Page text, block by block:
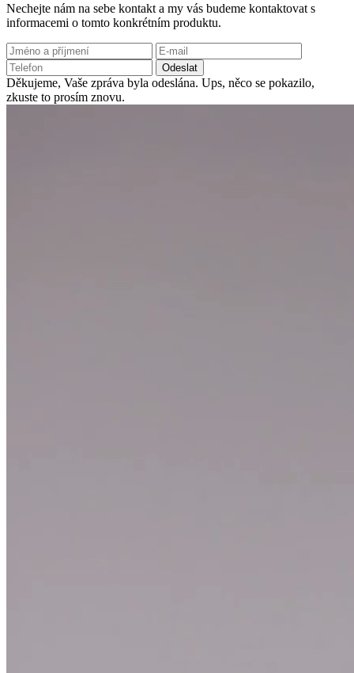
Nechejte nám na sebe kontakt a my vás budeme kontaktovat s
informacemi o tomto konkrétním produktu.
Odeslat
Děkujeme, Vaše zpráva byla odeslána. Ups, něco se pokazilo,
zkuste to prosím znovu.